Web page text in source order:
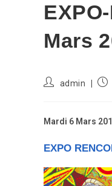
Mars
Auteur/autrice
publication :
admin
Mardi 6 Mars
EXPO